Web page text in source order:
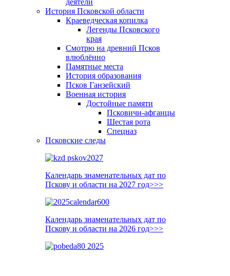
деятели
История Псковской области
Краеведческая копилка
Легенды Псковского
края
Смотрю на древний Псков
влюблённо
Памятные места
История образования
Псков Ганзейский
Военная история
Достойные памяти
Псковичи-афганцы
Шестая рота
Спецназ
Псковские следы
Календарь знаменательных дат по
Пскову и области на 2027 год>>>
Календарь знаменательных дат по
Пскову и области на 2026 год>>>